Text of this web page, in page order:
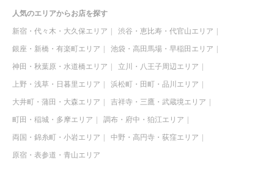
人気のエリアからお店を探す
新宿・代々木・大久保エリア 渋谷・恵比寿・代官山エリア
銀座・新橋・有楽町エリア 池袋・高田馬場・早稲田エリア
神田・秋葉原・水道橋エリア 立川・八王子周辺エリア
上野・浅草・日暮里エリア 浜松町・田町・品川エリア
大井町・蒲田・大森エリア 吉祥寺・三鷹・武蔵境エリア
町田・稲城・多摩エリア 調布・府中・狛江エリア
両国・錦糸町・小岩エリア 中野・高円寺・荻窪エリア
原宿・表参道・青山エリア